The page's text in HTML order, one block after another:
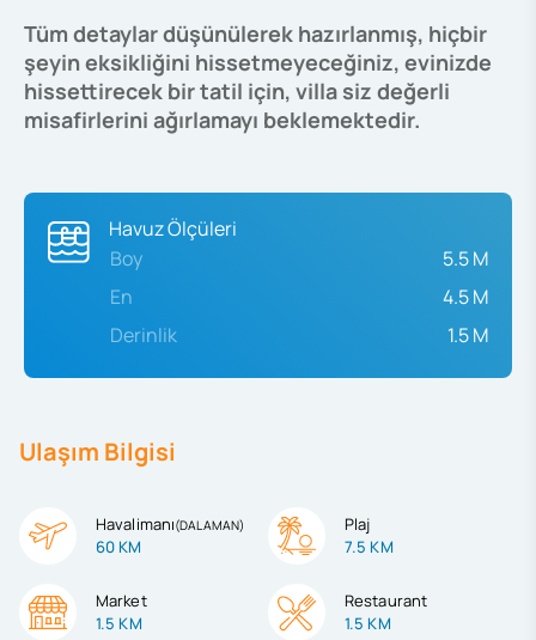
Tüm detaylar düşünülerek hazırlanmış, hiçbir
şeyin eksikliğini hissetmeyeceğiniz, evinizde
hissettirecek bir tatil için, villa siz değerli
misafirlerini ağırlamayı beklemektedir.
Havuz Ölçüleri
Boy
5.5 M
En
4.5 M
Derinlik
1.5 M
Ulaşım Bilgisi
Havalimanı(DALAMAN)
60 KM
Plaj
7.5 KM
Market
1.5 KM
Restaurant
1.5 KM